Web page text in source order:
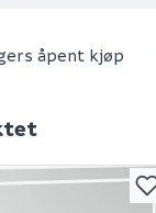
åpent kjøp